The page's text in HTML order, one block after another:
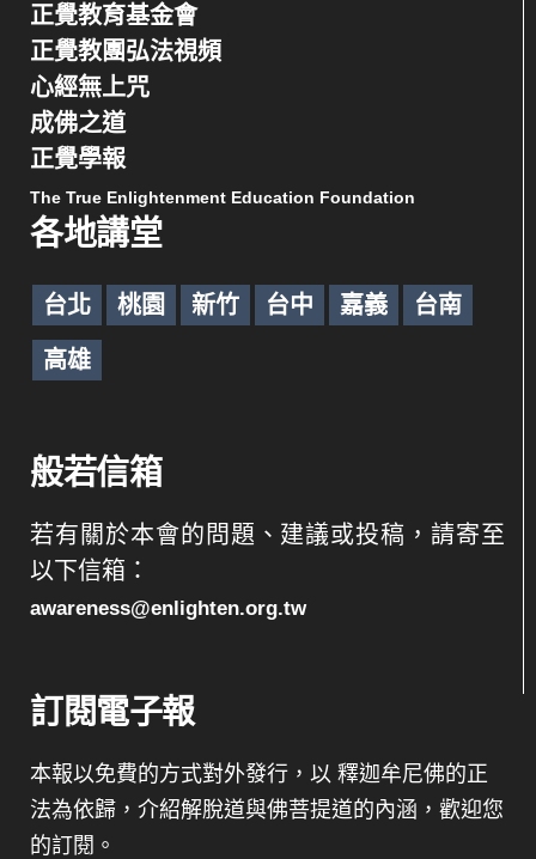
正覺教育基金會
正覺教團弘法視頻
心經無上咒
成佛之道
正覺學報
The True Enlightenment Education Foundation
各地講堂
台北 桃園 新竹 台中 嘉義 台南
高雄
般若信箱
若有關於本會的問題、建議或投稿，請寄至
以下信箱：
awareness@enlighten.org.tw
訂閱電子報
本報以免費的方式對外發行，以 釋迦牟尼佛的正
法為依歸，介紹解脫道與佛菩提道的內涵，歡迎您
的訂閱。